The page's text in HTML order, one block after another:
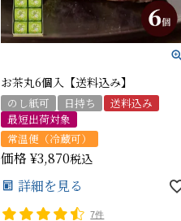
お茶丸6個入【送料込み】
のし紙可 日持ち
送料込み
最短出荷対象
常温便（冷蔵可）
価格 ¥3,870税込
詳細を見る
7件